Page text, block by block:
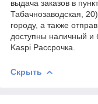
выдача заказов в
Табачнозаводская,
городу, а также
доступны наличный и
Kaspi Рассрочка.
Скрыть